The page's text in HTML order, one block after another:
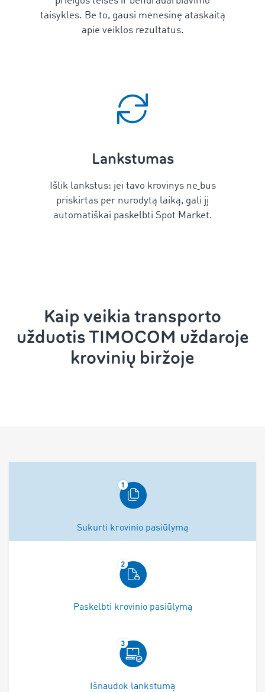
taisykles. Be to, gausi mėnesinę ataskaitą
apie veiklos rezultatus.
Lankstumas
Išlik lankstus: jei tavo krovinys ne bus
priskirtas per nurodytą laiką, gali jį
automatiškai paskelbti Spot Market.
Kaip veikia transporto
užduotis TIMOCOM uždaroje
krovinių biržoje
Sukurti krovinio pasiūlymą
Paskelbti krovinio pasiūlymą
Išnaudok lankstumą